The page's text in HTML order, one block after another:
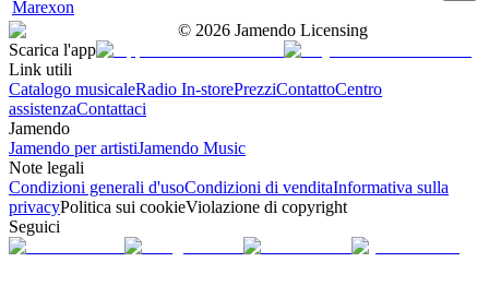
Marexon
© 2026 Jamendo Licensing
Scarica l'app
Link utili
Catalogo musicaleRadio In-storePrezziContattoCentro
assistenzaContattaci
Jamendo
Jamendo per artistiJamendo Music
Note legali
Condizioni generali d'usoCondizioni di venditaInformativa sulla
privacyPolitica sui cookieViolazione di copyright
Seguici